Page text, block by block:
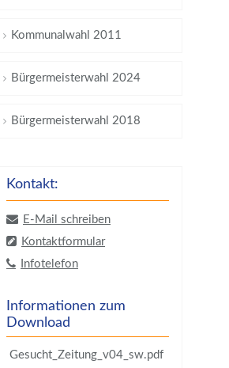
Kommunalwahl 2011
Bürgermeisterwahl 2024
Bürgermeisterwahl 2018
Kontakt:
E-Mail schreiben
Kontaktformular
Infotelefon
Informationen zum
Download
Gesucht_Zeitung_v04_sw.pdf